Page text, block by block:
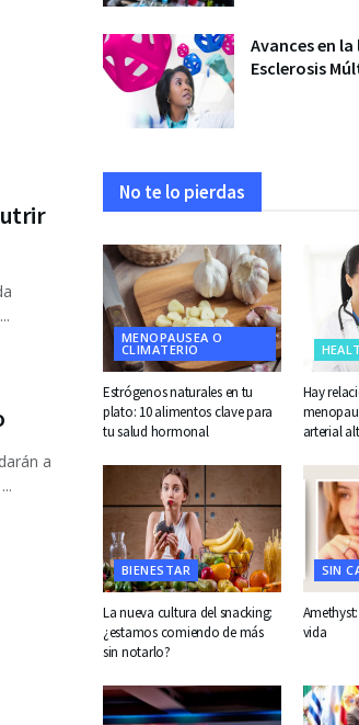
a
Avances en
Esclerosis
No te lo pierdas
MENOPAUSEA O
CLIMATERIO
Estrógenos naturales en tu
plato: 10 alimentos clave para
tu salud hormonal
Hay
arterial
BIENESTAR
La nueva cultura del snacking:
¿estamos comiendo de más
sin notarlo?
SIN
vida